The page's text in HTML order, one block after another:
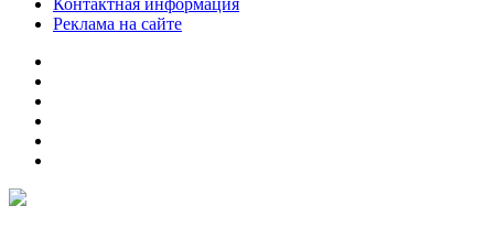
Контактная информация
Реклама на сайте